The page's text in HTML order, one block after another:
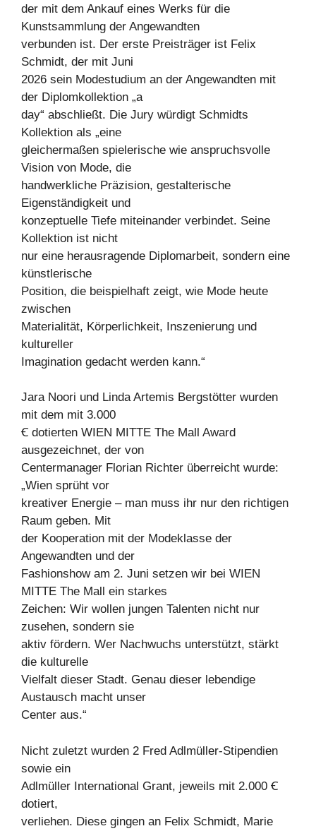
der mit dem Ankauf eines Werks für die
Kunstsammlung der Angewandten
verbunden ist. Der erste Preisträger ist Felix
Schmidt, der mit Juni
2026 sein Modestudium an der Angewandten mit
der Diplomkollektion „a
day“ abschließt. Die Jury würdigt Schmidts
Kollektion als „eine
gleichermaßen spielerische wie anspruchsvolle
Vision von Mode, die
handwerkliche Präzision, gestalterische
Eigenständigkeit und
konzeptuelle Tiefe miteinander verbindet. Seine
Kollektion ist nicht
nur eine herausragende Diplomarbeit, sondern eine
künstlerische
Position, die beispielhaft zeigt, wie Mode heute
zwischen
Materialität, Körperlichkeit, Inszenierung und
kultureller
Imagination gedacht werden kann.“
Jara Noori und Linda Artemis Bergstötter wurden
mit dem mit 3.000
Ꞓ dotierten WIEN MITTE The Mall Award
ausgezeichnet, der von
Centermanager Florian Richter überreicht wurde:
„Wien sprüht vor
kreativer Energie – man muss ihr nur den richtigen
Raum geben. Mit
der Kooperation mit der Modeklasse der
Angewandten und der
Fashionshow am 2. Juni setzen wir bei WIEN
MITTE The Mall ein starkes
Zeichen: Wir wollen jungen Talenten nicht nur
zusehen, sondern sie
aktiv fördern. Wer Nachwuchs unterstützt, stärkt
die kulturelle
Vielfalt dieser Stadt. Genau dieser lebendige
Austausch macht unser
Center aus.“
Nicht zuletzt wurden 2 Fred Adlmüller-Stipendien
sowie ein
Adlmüller International Grant, jeweils mit 2.000 Ꞓ
dotiert,
verliehen. Diese gingen an Felix Schmidt, Marie